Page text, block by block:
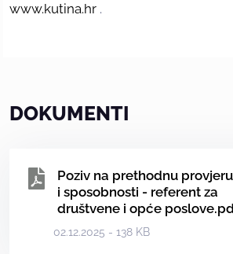
www.kutina.hr .
DOKUMENTI
Poziv na prethodnu
i sposobnosti - referent za
društvene i opće
02.12.2025 - 138 KB